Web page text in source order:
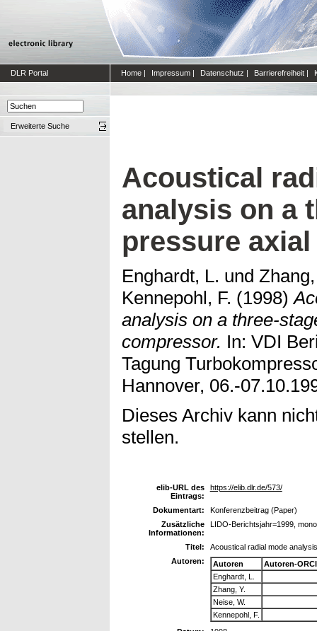
DLR Portal Home | Impressum | Datenschutz | Barrierefreiheit |
Erweiterte Suche
Acoustical
analysis on a
pressure
Enghardt, L. und
Kennepohl, F. (1998)
analysis on a three-
compressor. In: VDI
Tagung
Hannover, 06.-
Dieses Archiv kann
stellen.
elib-URL des
Eintrags:
https://elib.dlr.de/573/
Dokumentart:
Konferenzbeitrag (Paper)
Zusätzliche
Informationen:
LIDO-Berichtsjahr=1999,
Titel:
Acoustical radial mode
Autoren:
Autoren
Autoren-
Enghardt, L.
Zhang, Y.
Neise, W.
Kennepohl, F.